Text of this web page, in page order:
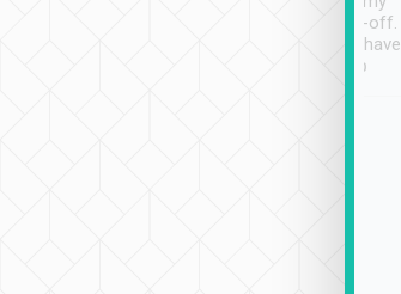
destination after drop-off.
Definitely something I have
not seen elsewhere 👍